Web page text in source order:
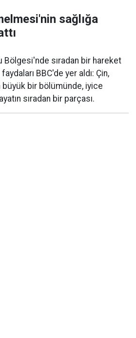
sağlığa
Bölgesi'nde sıradan bir hareket
BBC'de yer aldı: Çin,
büyük bir bölümünde, iyice
sıradan bir parçası.